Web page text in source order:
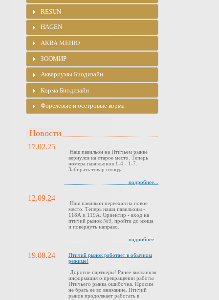
RESUN
HAGEN
АКВА МЕНЮ
ЗООМИР
Аквариумы Биодизайн
Корма Биодизайн
Форелевые и осетровые корма
Новости
17.02.25
Наш павильон на Птичьем рынке
вернулся на старое место. Теперь
номера павильонов 1-4 - 1-7.
Забирать товар отсюда.
подробнее...
12.09.24
Наш павильон переехал на новое
место. Теперь наши павильоны -
118А и 119А. Ориентир - вход на
птичий рынок №9, пройти до конца
и повернуть направо.
подробнее...
19.08.24
Птичий рынок работает в обычном
режиме!
Дорогие партнеры! Ранее высланная
информация о прекращении работы
Птичьего рынка ошибочна. Просим
не брать ее во внимание. Птичий
рынок продолжает работать в